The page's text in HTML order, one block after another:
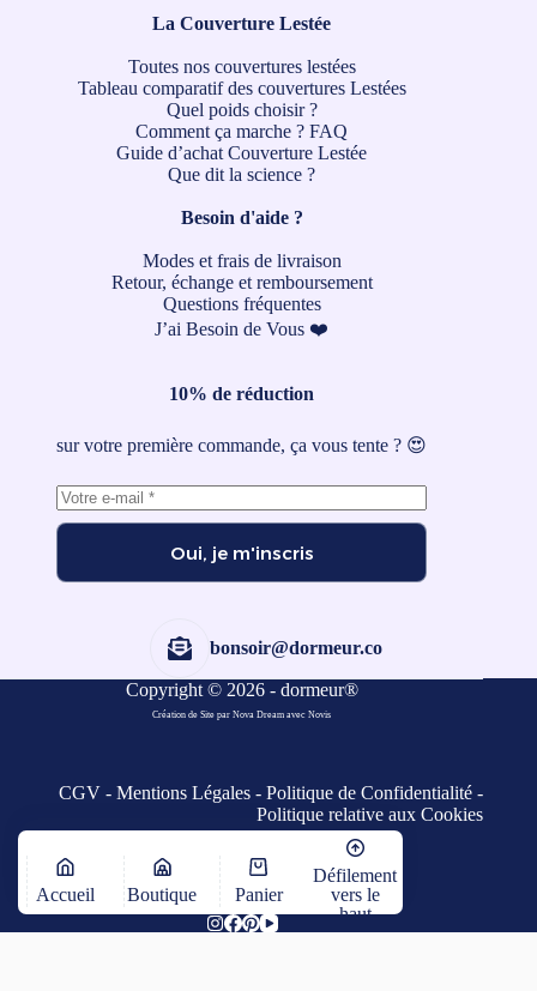
La Couverture Lestée
Toutes nos couvertures lestées
Tableau comparatif des couvertures Lestées
Quel poids choisir ?
Comment ça marche ? FAQ
Guide d’achat Couverture Lestée
Que dit la science ?
Besoin d'aide ?
Modes et frais de livraison
Retour, échange et remboursement
Questions fréquentes
J’ai Besoin de Vous ❤️
10% de réduction
sur votre première commande, ça vous tente ? 😍
Oui, je m'inscris
bonsoir@dormeur.co
Copyright © 2026 - dormeur®
Création de Site par Nova Dream avecNovis
CGV -Mentions Légales -Politique de Confidentialité -
Politique relative aux Cookies
Accueil Boutique Panier
Défilement
vers le
haut